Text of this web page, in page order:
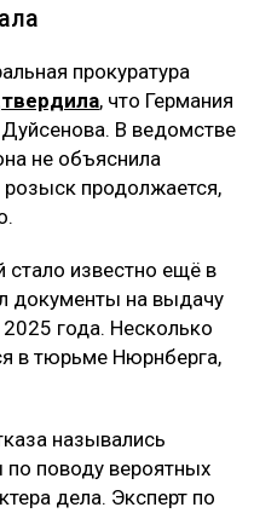
прокуратура
, что Германия
В ведомстве
не объяснила
продолжается,
стало известно ещё в
документы на выдачу
года. Несколько
в тюрьме Нюрнберга,
назывались
поводу вероятных
дела. Эксперт по